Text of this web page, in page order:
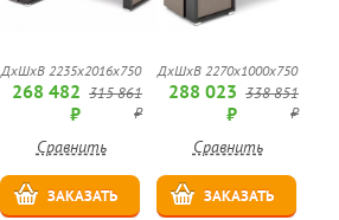
ДхШхВ 2235х2016х750
268 482
₽
315 861
₽
Сравнить
ЗАКАЗАТЬ
ДхШхВ 2270х1000х750
288 023
₽
338 851
₽
Сравнить
ЗАКАЗАТЬ